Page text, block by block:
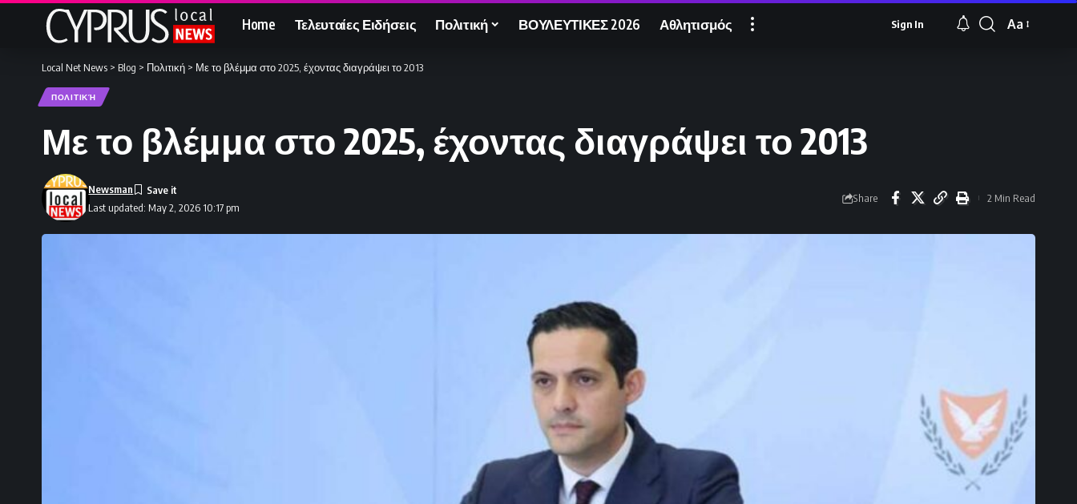
Home Τελευταίες Ειδήσεις Πολιτική ΒΟΥΛΕΥΤΙΚΕΣ 2026 Αθλητισμός Sign In
Font
Aa
Local Net News > Blog > Πολιτική > Με το βλέμμα στο 2025, έχοντας διαγράψει το 2013
ΠΟΛΙΤΙΚΉ
Με το βλέμμα στο 2025, έχοντας διαγράψει το 2013
Last updated: May 2, 2026 10:17 pm
Newsman
Share 2 Min Read